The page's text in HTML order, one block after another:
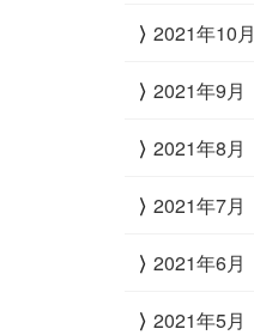
2021年10月
2021年9月
2021年8月
2021年7月
2021年6月
2021年5月